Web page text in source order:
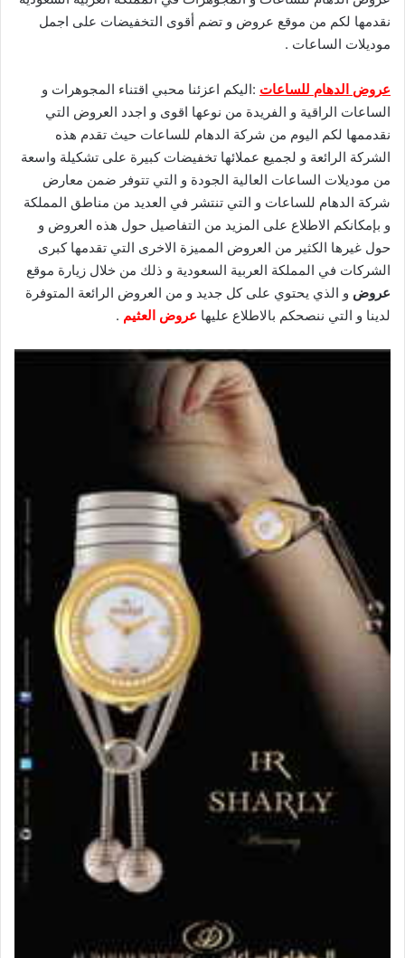
نقدمها لكم من موقع عروض و تضم أقوى التخفيضات على اجمل
موديلات الساعات .
عروض الدهام للساعات :اليكم اعزئنا محبي اقتناء المجوهرات و
الساعات الراقية و الفريدة من نوعها اقوى و اجدد العروض التي
نقدممها لكم اليوم من شركة الدهام للساعات حيث تقدم هذه
الشركة الرائعة و لجميع عملائها تخفيضات كبيرة على تشكيلة واسعة
من موديلات الساعات العالية الجودة و التي تتوفر ضمن معارض
شركة الدهام للساعات و التي تنتشر في العديد من مناطق المملكة
و بإمكانكم الاطلاع على المزيد من التفاصيل حول هذه العروض و
حول غيرها الكثير من العروض المميزة الاخرى التي تقدمها كبرى
الشركات في المملكة العربية السعودية و ذلك من خلال زيارة موقع
عروض و الذي يحتوي على كل جديد و من العروض الرائعة المتوفرة
لدينا و التي ننصحكم بالاطلاع عليها عروض العثيم .